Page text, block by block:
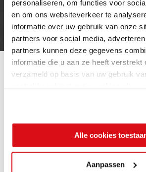
personaliseren, om functies voor
en om ons websiteverkeer te
informatie over uw gebruik van onze
partners voor social media,
partners kunnen deze gegevens
informatie die u aan ze heeft verstrekt
verzameld op basis van uw gebruik
gaat akkoord met onze cookies als u
Alle cookies
Aanpassen
Privacy verklaring
Cookie beleid
Contact